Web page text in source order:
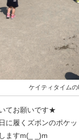
ケイティタイム
てお願いです★
に履くズボンのポケ
ますm(_ _)m